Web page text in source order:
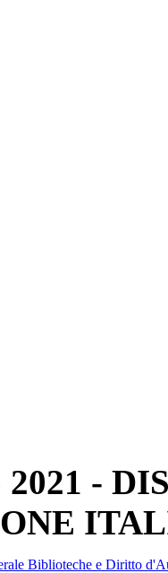
2021 -
Biblioteche e Diritto